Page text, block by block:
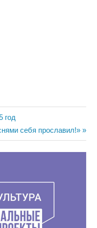
год
себя прославил!»